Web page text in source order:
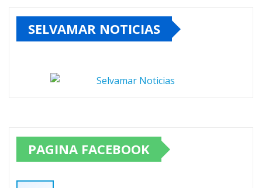
SELVAMAR NOTICIAS
PAGINA FACEBOOK